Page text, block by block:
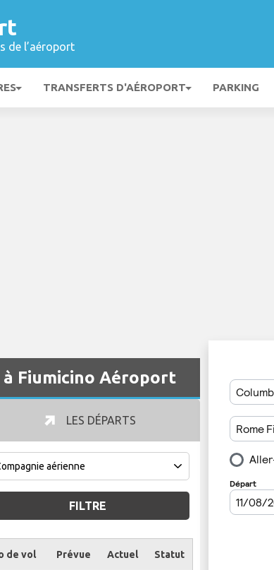
de l’aéroport
TRANSFERTS D'AÉROPORT PARKING
Fiumicino Aéroport
LES DÉPARTS
FILTRE
de vol Prévue Actuel Statut